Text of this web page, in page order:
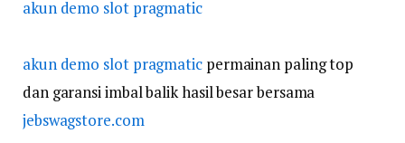
akun demo slot pragmatic
akun demo slot pragmaticpermainan paling top
dan garansi imbal balik hasil besar bersama
jebswagstore.com